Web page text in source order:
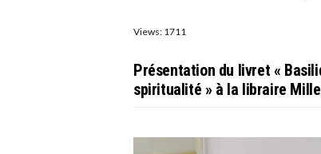
Views: 1711
Présentation du livret «
spiritualité » à la libraire